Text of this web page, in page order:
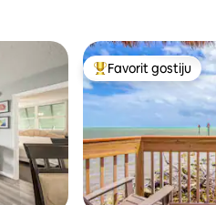
Glavni favorit gostiju
Favorit gostiju